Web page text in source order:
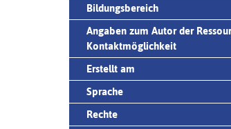
Bildungsbereich
Angaben zum Autor der
Kontaktmöglichkeit
Erstellt am
Sprache
Rechte